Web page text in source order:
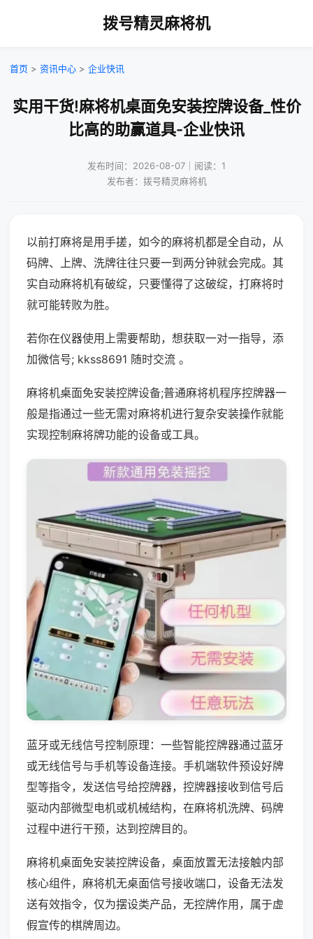
拨号精灵麻将机
首页 > 资讯中心 > 企业快讯
实用干货!麻将机桌面免安装控牌设备_性价
比高的助赢道具-企业快讯
发布时间：2026-08-07｜阅读：1
发布者：拨号精灵麻将机
以前打麻将是用手搓，如今的麻将机都是全自动，从
码牌、上牌、洗牌往往只要一到两分钟就会完成。其
实自动麻将机有破绽，只要懂得了这破绽，打麻将时
就可能转败为胜。
若你在仪器使用上需要帮助，想获取一对一指导，添
加微信号; kkss8691 随时交流 。
麻将机桌面免安装控牌设备;普通麻将机程序控牌器一
般是指通过一些无需对麻将机进行复杂安装操作就能
实现控制麻将牌功能的设备或工具。
蓝牙或无线信号控制原理：一些智能控牌器通过蓝牙
或无线信号与手机等设备连接。手机端软件预设好牌
型等指令，发送信号给控牌器，控牌器接收到信号后
驱动内部微型电机或机械结构，在麻将机洗牌、码牌
过程中进行干预，达到控牌目的。
麻将机桌面免安装控牌设备，桌面放置无法接触内部
核心组件，麻将机无桌面信号接收端口，设备无法发
送有效指令，仅为摆设类产品，无控牌作用，属于虚
假宣传的棋牌周边。